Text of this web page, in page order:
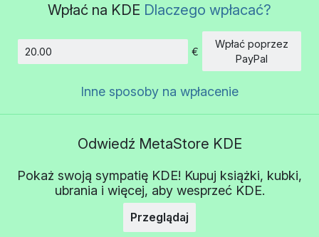
Wpłać na KDE Dlaczego wpłacać?
€
Wpłać poprzez
PayPal
Inne sposoby na wpłacenie
Odwiedź MetaStore KDE
Pokaż swoją sympatię KDE! Kupuj książki, kubki,
ubrania i więcej, aby wesprzeć KDE.
Przeglądaj